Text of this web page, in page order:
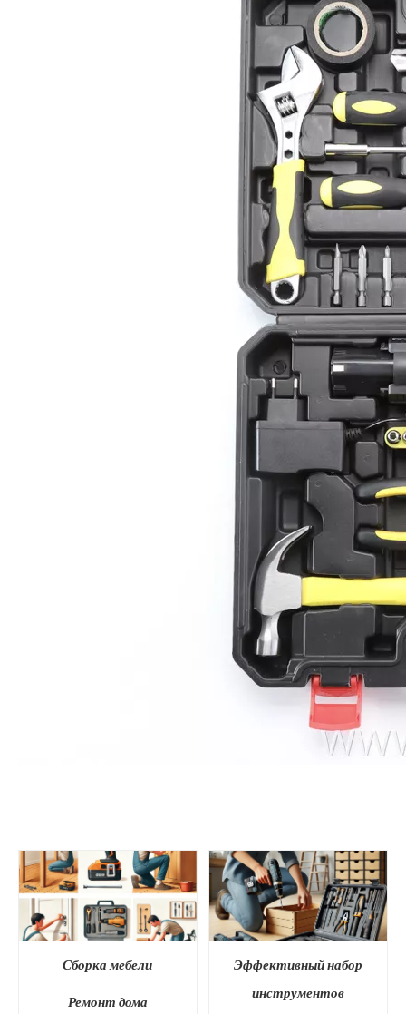
Сборка мебели
Ремонт дома
Эффективный набор
инструментов